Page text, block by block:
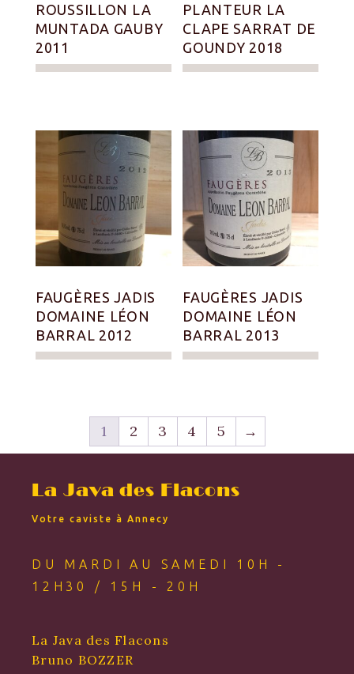
ROUSSILLON LA
MUNTADA GAUBY
2011
PLANTEUR LA
CLAPE SARRAT DE
GOUNDY 2018
FAUGÈRES JADIS
DOMAINE LÉON
BARRAL 2012
FAUGÈRES JADIS
DOMAINE LÉON
BARRAL 2013
1 2 3 4 5 →
La Java des Flacons
Votre caviste à Annecy
DU MARDI AU SAMEDI 10H -
12H30 / 15H - 20H
La Java des Flacons
Bruno BOZZER